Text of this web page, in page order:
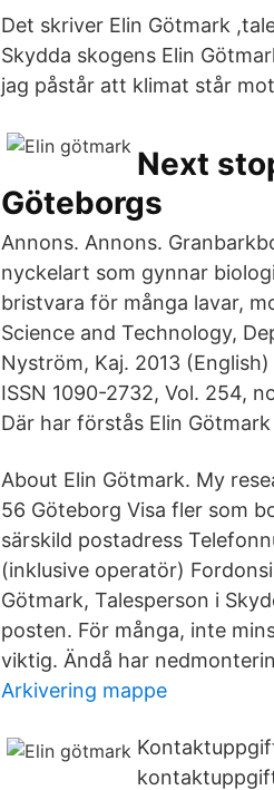
Det skriver Elin Götmark
Skydda skogens Elin
jag påstår att klimat står
Next
Göteborgs
Annons. Annons.
nyckelart som gynnar
bristvara för många lavar,
Science and Technology,
Nyström, Kaj. 2013
ISSN 1090-2732, Vol. 254,
Där har förstås Elin
About Elin Götmark. My
56 Göteborg Visa fler som
särskild postadress
(inklusive operatör)
Götmark, Talesperson i
posten. För många, inte
viktig. Ändå har
Arkivering mappe